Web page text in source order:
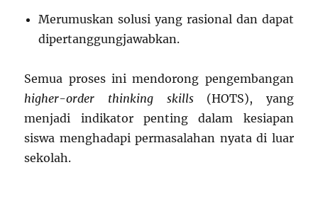
Merumuskan solusi yang rasional dan dapat
dipertanggungjawabkan.
Semua proses ini mendorong pengembangan
higher-order thinking skills(HOTS), yang
menjadi indikator penting dalam kesiapan
siswa menghadapi permasalahan nyata di luar
sekolah.